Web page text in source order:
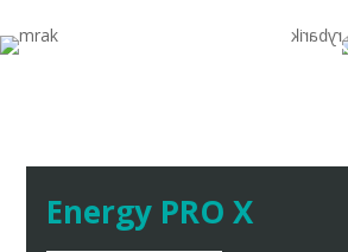
Energy PRO X